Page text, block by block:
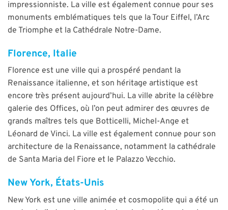
impressionniste. La ville est également connue pour ses
monuments emblématiques tels que la Tour Eiffel, l’Arc
de Triomphe et la Cathédrale Notre-Dame.
Florence, Italie
Florence est une ville qui a prospéré pendant la
Renaissance italienne, et son héritage artistique est
encore très présent aujourd’hui. La ville abrite la célèbre
galerie des Offices, où l’on peut admirer des œuvres de
grands maîtres tels que Botticelli, Michel-Ange et
Léonard de Vinci. La ville est également connue pour son
architecture de la Renaissance, notamment la cathédrale
de Santa Maria del Fiore et le Palazzo Vecchio.
New York, États-Unis
New York est une ville animée et cosmopolite qui a été un